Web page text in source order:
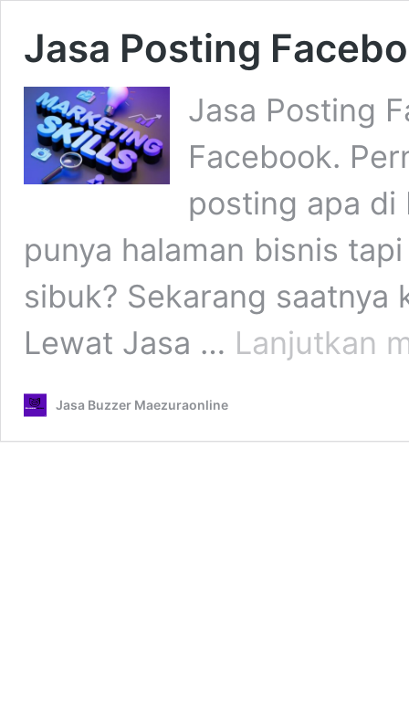
Jasa Posting
Jasa Posting
Facebook.
posting apa di
punya halaman bisnis
sibuk? Sekarang
Lewat Jasa … Lanjutkan
Jasa Buzzer Maezuraonline